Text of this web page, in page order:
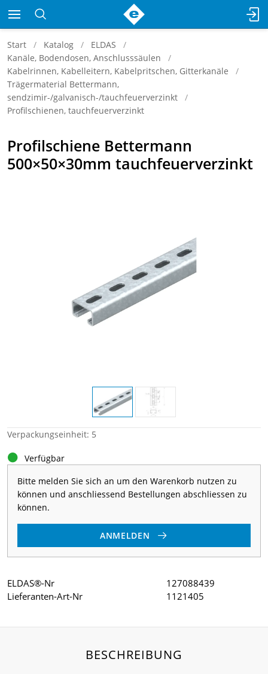
Start Katalog
ELDAS
Kanäle, Bodendosen, Anschlusssäulen
Kabelrinnen, Kabelleitern, Kabelpritschen, Gitterkanäle
Trägermaterial Bettermann,
sendzimir-/galvanisch-/tauchfeuerverzinkt
Profilschienen, tauchfeuerverzinkt
Profilschiene Bettermann
500×50×30mm tauchfeuerverzinkt
Verpackungseinheit: 5
Verfügbar
Bitte melden Sie sich an um den Warenkorb nutzen zu
können und anschliessend Bestellungen abschliessen zu
können.
ANMELDEN
ELDAS®-Nr
127088439
Lieferanten-Art-Nr
1121405
BESCHREIBUNG